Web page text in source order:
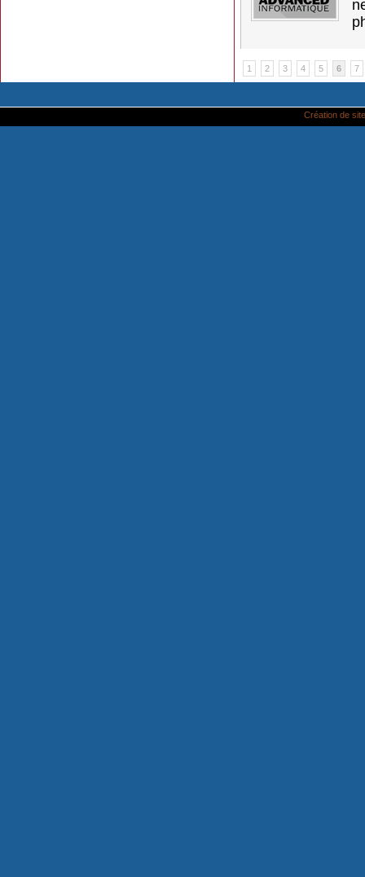
1 2 3 4 5 6 7
Création de